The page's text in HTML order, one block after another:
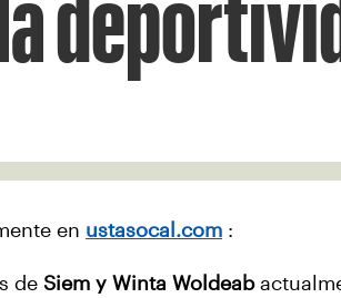
en ustasocal.com :
de Siem y Winta Woldeab